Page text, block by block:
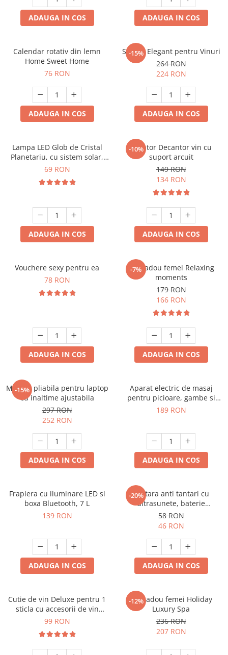
ADAUGA IN COS ADAUGA IN COS
Calendar rotativ din lemn
Home Sweet Home
76 RON
ADAUGA IN COS
-15%
Suport Elegant pentru Vinuri
264 RON
224 RON
ADAUGA IN COS
Lampa LED Glob de Cristal
Planetariu, cu sistem solar,
cadou captivant
69 RON
ADAUGA IN COS
-10%
Aerator Decantor vin cu
suport arcuit
149 RON
134 RON
ADAUGA IN COS
Vouchere sexy pentru ea
78 RON
ADAUGA IN COS
-7%
Set cadou femei Relaxing
moments
179 RON
166 RON
ADAUGA IN COS
-15%
Masuta pliabila pentru laptop
cu inaltime ajustabila
297 RON
252 RON
ADAUGA IN COS
Aparat electric de masaj
pentru picioare, gambe si
brate
189 RON
ADAUGA IN COS
Frapiera cu iluminare LED si
boxa Bluetooth, 7 L
139 RON
ADAUGA IN COS
-20%
Bratara anti tantari cu
ultrasunete, baterie
reincarcabila 90mAh
58 RON
46 RON
ADAUGA IN COS
Cutie de vin Deluxe pentru 1
sticla cu accesorii de vin
incluse piele ecologica de
99 RON
-12%
Set cadou femei Holiday
Luxury Spa
236 RON
207 RON